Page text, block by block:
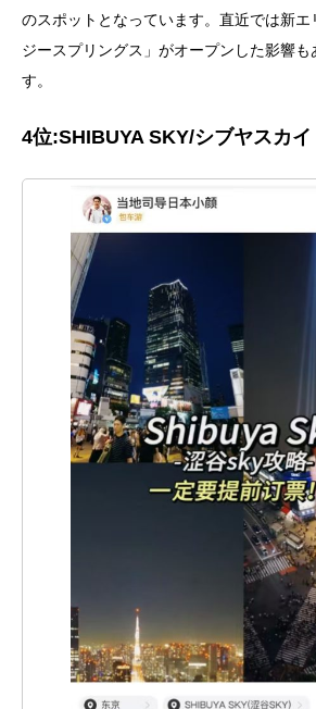
のスポットとなっています。直近では新エ
ジースプリングス」がオープンした影響も
す。
4位:SHIBUYASKY/シブヤスカイ